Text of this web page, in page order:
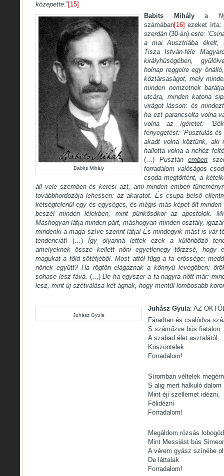
közepette.”[15]
Babits Mihály
Babits Mihálya
számában[16] ezeket írta:
szerdán (30-án) este:
a mai Ausztriába ékelt,
Tisza István-féle
királyhűségében,
holnap reggelre egy
köztársaságot, mely
minden nemzetnek
utcára, minden katona
virágot lásson: és
ha ezt parancsolta volna
volna az ígéretet:
fenyegetést: ’Pusztulás
akadt volna köztünk, aki
hallotta volna a nehéz
(…) Pusztánemberi
forradalom valóságos
csoda megtörtént, a
áll vele szemben és keresi azt, ami minden emberi
továbbhordozója lehessen: az akaratot. És csupa belső
kétségtelenül egy és egységes, és mégis más képet ölt
beszél minden lélekben, mint pünkösdkor az apostolok.
Máshogyan látja minden párt, máshogyan minden osztály,
mindenki a maga szíve szerint látja! És mindegyik mást is vár
tendenciát! (…)Így olyanná lettek ezek a különböző
amelyeknek össze kellett nőni egyetlenegy törzzsé, hogy
magukat a föld sötétjéből. Most attól függ a fa erőssége:
nőnek együtt? Ha rögtön elágaznak a könnyű levegőben:
sohase lesz fává. (…)De ha egyszer a fa nagyra nőtt már:
lesz, mint új szétválása két ágnak, hogy mentül lombosabb
Juhász Gyula
Juhász Gyula: AZ
Fáradtan és csalódva
S száműzve bús fiatalon
A szabad élet asztalától,
Köszöntelek
Forradalom!
Síromban véltelek
S alig mert halkuló dalom
Mint éji szellemet idézni,
Fölidézni
Forradalom!
Megáldom rózsás
Mint Messiást bús
A vérem gyász színébe
De láttalak
Forradalom!